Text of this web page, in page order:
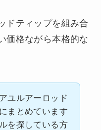
ドティップを組み合
価格ながら本格的な
ユルアーロッド
まとめています
を探している方